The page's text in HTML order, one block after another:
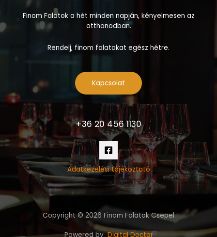
Finom Falatok a hét minden napján, kényelmesen az
otthonodban.
Rendelj, finom falatokat egész hétre.
Kapcsolat
+36 20 456 1130
Adatkezelési tájékoztató
Copyright © 2026 Finom Falatok Csepel
Powered byDigital Doctor